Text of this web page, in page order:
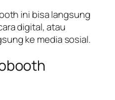
ini bisa langsung
digital, atau
ke media sosial.